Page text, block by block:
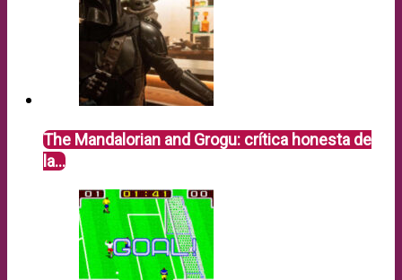
The Mandalorian and Grogu: crítica honesta de
la…